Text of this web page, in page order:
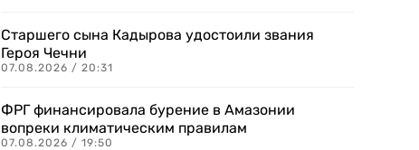
Старшего сына Кадырова удостоили звания
Героя Чечни
07.08.2026 / 20:31
ФРГ финансировала бурение в Амазонии
вопреки климатическим правилам
07.08.2026 / 19:50